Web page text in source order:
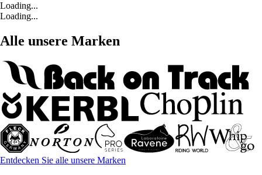
Loading...
Loading...
Alle unsere Marken
Entdecken Sie alle unsere Marken